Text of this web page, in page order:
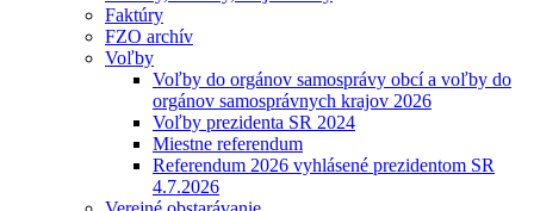
Faktúry
FZO archív
Voľby
Voľby do orgánov samosprávy obcí a voľby do
orgánov samosprávnych krajov 2026
Voľby prezidenta SR 2024
Miestne referendum
Referendum 2026 vyhlásené prezidentom SR
4.7.2026